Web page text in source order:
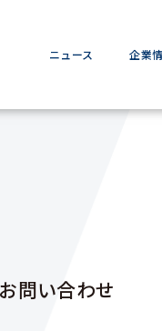
ニュース 企業
問い合わせ